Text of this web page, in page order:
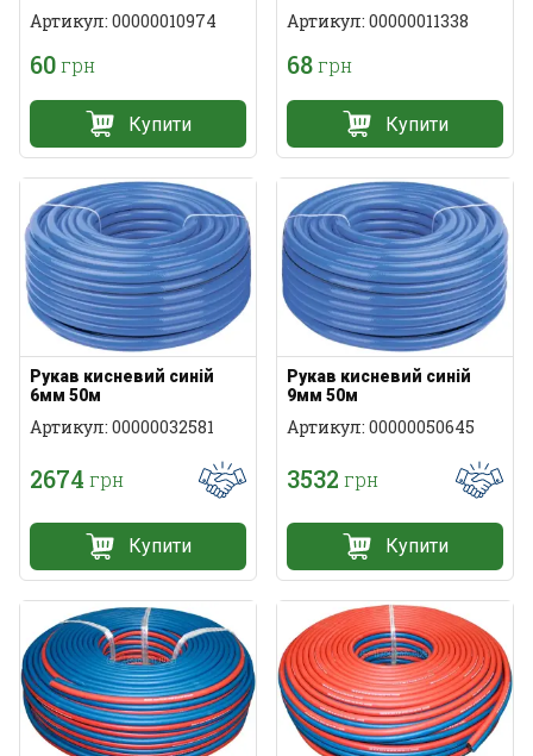
Артикул: 00000010974
60грн
Купити
Артикул: 00000011338
68грн
Купити
Рукав кисневий синій
6мм 50м
Артикул: 00000032581
2674 грн
Купити
Рукав кисневий синій
9мм 50м
Артикул: 00000050645
3532 грн
Купити